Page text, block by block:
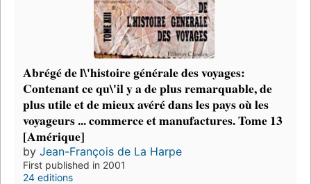
Abrégé de l\'histoire générale des voyages:
Contenant ce qu\'il y a de plus remarquable, de
plus utile et de mieux avéré dans les pays où les
voyageurs ... commerce et manufactures. Tome 13
[Amérique]
by Jean-François de La Harpe
First published in 2001
24 editions